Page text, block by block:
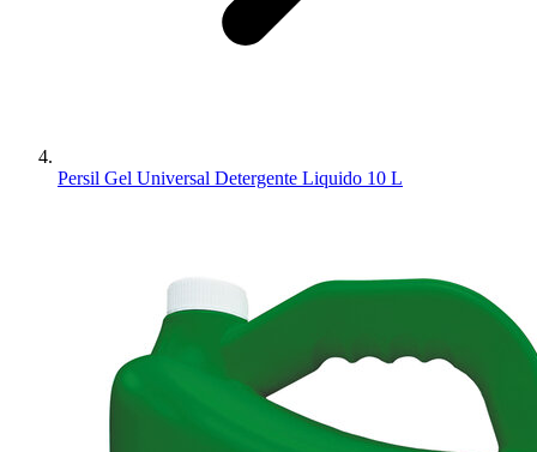
Persil Gel Universal Detergente Liquido 10 L